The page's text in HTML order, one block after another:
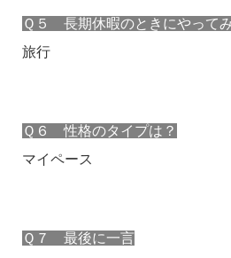
Ｑ５ 長期休暇のときにやって
旅行
Ｑ６ 性格のタイプは？
マイペース
Ｑ７ 最後に一言